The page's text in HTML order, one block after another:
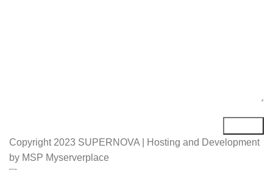
Copyright 2023 SUPERNOVA | Hosting and Development
by MSP Myserverplace